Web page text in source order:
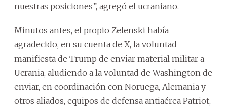
nuestras posiciones”, agregó el ucraniano.
Minutos antes, el propio Zelenski había
agradecido, en su cuenta de X, la voluntad
manifiesta de Trump de enviar material militar a
Ucrania, aludiendo a la voluntad de Washington de
enviar, en coordinación con Noruega, Alemania y
otros aliados, equipos de defensa antiaérea Patriot,